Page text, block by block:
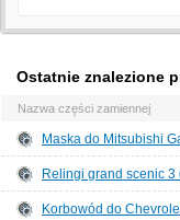
Ostatnie znalezione
Nazwa części zamiennej
Maska do Mitsubishi
Relingi grand scenic 3
Korbowód do